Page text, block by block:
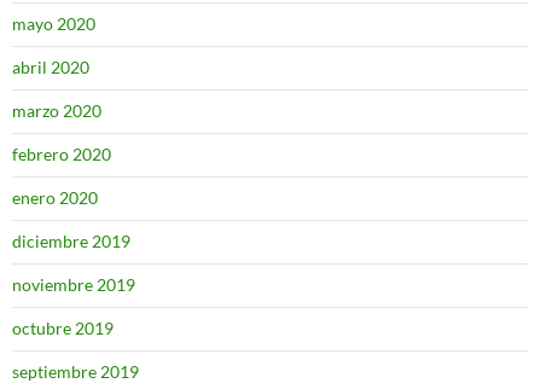
mayo 2020
abril 2020
marzo 2020
febrero 2020
enero 2020
diciembre 2019
noviembre 2019
octubre 2019
septiembre 2019